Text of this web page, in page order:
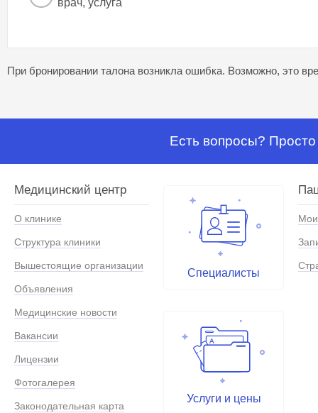
врач, услуга
При бронировании талона возникла ошибка. Возможно, это
Есть вопросы?
Медицинский центр
О клинике
Структура клиники
Вышестоящие организации
Объявления
Медицинские новости
Вакансии
Лицензии
Фотогалерея
Законодательная карта
Специалисты
Услуги и цены